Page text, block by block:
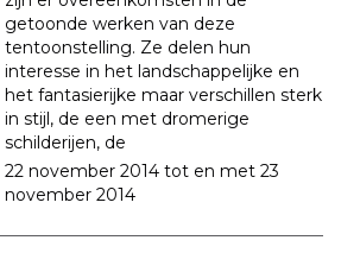
getoonde werken van deze
tentoonstelling. Ze delen hun
interesse in het landschappelijke en
het fantasierijke maar verschillen sterk
in stijl, de een met dromerige
schilderijen, de
22 november 2014 tot en met 23
november 2014